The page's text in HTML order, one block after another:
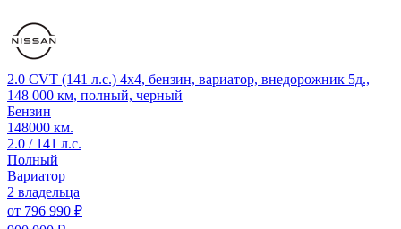
2.0 CVT (141 л.с.) 4x4, бензин, вариатор, внедорожник 5д.,
148 000 км, полный, черный
Бензин
148000 км.
2.0 / 141 л.с.
Полный
Вариатор
2 владельца
от 796 990 ₽